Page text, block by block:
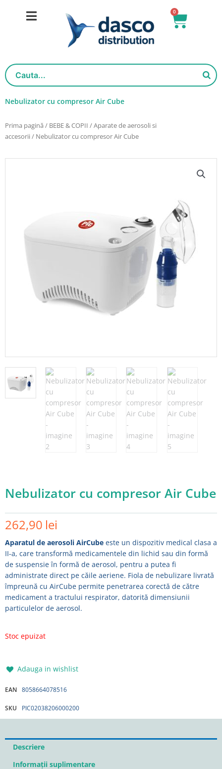
0
Cart
Nebulizator cu compresor Air Cube
Prima pagină / BEBE & COPII /Aparate de aerosoli si
accesorii/ Nebulizator cu compresor Air Cube
Nebulizator cu compresor Air Cube
262,90 lei
Aparatul de aerosoli AirCube este un dispozitiv medical clasa a
II-a, care transformă medicamentele din lichid sau din formă
de suspensie în formă de aerosol, pentru a putea fi
administrate direct pe căile aeriene. Fiola de nebulizare livrată
împreună cu AirCube permite penetrarea corectă de către
medicament a tractului respirator, datorită dimensiunii
particulelor de aerosol.
Stoc epuizat
Adauga in wishlist
EAN 8058664078516
SKU PIC02038206000200
Descriere
Informații suplimentare